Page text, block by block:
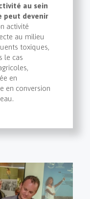
au sein
peut devenir
activité
au milieu
toxiques,
le cas
en
en conversion